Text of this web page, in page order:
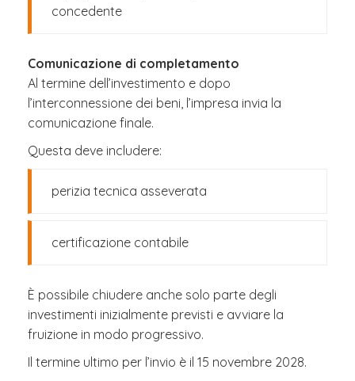
concedente
Comunicazione di completamento
Al termine dell’investimento e dopo
l’interconnessione dei beni, l’impresa invia la
comunicazione finale.
Questa deve includere:
perizia tecnica asseverata
certificazione contabile
È possibile chiudere anche solo parte degli
investimenti inizialmente previsti e avviare la
fruizione in modo progressivo.
Il termine ultimo per l’invio è il 15 novembre 2028.